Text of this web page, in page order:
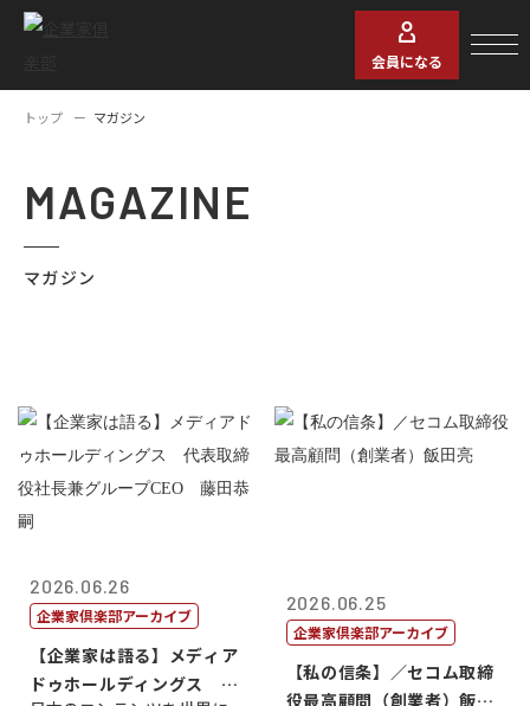
会員になる
トップ マガジン
MAGAZINE
マガジン
2026.06.26
企業家倶楽部アーカイブ
【企業家は語る】メディア
ドゥホールディングス 代
2026.06.25
企業家倶楽部アーカイブ
【私の信条】／セコム取締
役最高顧問（創業者）飯田